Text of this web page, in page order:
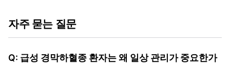
자주 묻는 질문
Q: 급성 경막하혈종 환자는 왜 일상 관리가 중요한가